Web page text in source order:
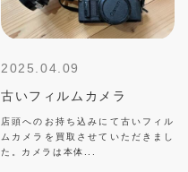
2025.04.09
古いフィルムカメラ
店頭へのお持ち込みにて古いフィル
ムカメラを買取させていただきまし
た。カメラは本体...